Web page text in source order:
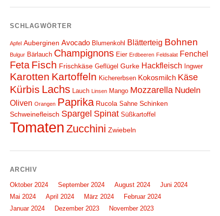
SCHLAGWÖRTER
Apfel Auberginen Avocado Blumenkohl Blätterteig Bohnen
Bulgur Bärlauch Champignons Eier Erdbeeren Feldsalat Fenchel
Feta Fisch Frischkäse Geflügel Gurke Hackfleisch Ingwer
Karotten Kartoffeln Kichererbsen Kokosmilch Käse
Kürbis Lachs Lauch Linsen Mango Mozzarella Nudeln
Oliven Orangen Paprika Rucola Sahne Schinken
Schweinefleisch Spargel Spinat Süßkartoffel
Tomaten Zucchini Zwiebeln
ARCHIV
Oktober 2024 September 2024 August 2024
Juni 2024
Mai 2024
April 2024 März 2024
Februar 2024
Januar 2024
Dezember 2023
November 2023